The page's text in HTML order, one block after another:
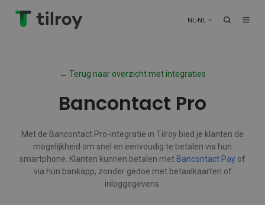
NL-NL
← Terug naar overzicht met integraties
Bancontact Pro
Met de Bancontact Pro-integratie in Tilroy bied je klanten de
mogelijkheid om snel en eenvoudig te betalen via hun
smartphone. Klanten kunnen betalen met Bancontact Pay of
via hun bankapp, zonder gedoe met betaalkaarten of
inloggegevens.